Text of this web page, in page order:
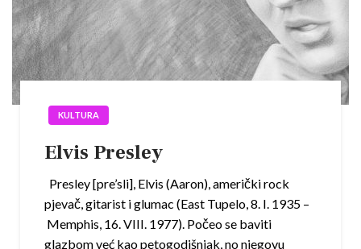
KULTURA
Elvis Presley
Presley [pre’sli], Elvis (Aaron), američki rock
pjevač, gitarist i glumac (East Tupelo, 8. I. 1935 –
Memphis, 16. VIII. 1977). Počeo se baviti
glazbom već kao petogodišnjak, no njegovu